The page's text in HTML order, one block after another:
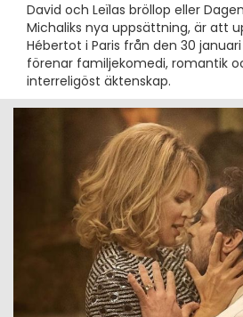
David och Leïlas bröllop eller
Michaliks nya uppsättning, är att
Hébertot i Paris från den 30
förenar familjekomedi, romantik
interreligöst äktenskap.